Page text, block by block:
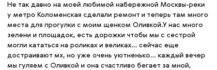
Не так давно на моей любимой набережной Москвы-реки
у метро Коломенская сделали ремонт и теперь там много
места для прогулки с моим щенком Оливкой.У нас много
зелени и площадок, есть дорожки чтобы мы с сестрой
могли кататься на роликах и великах… сейчас еще
достраивают мх, но уже очень уютненько… каждый вечер
мы гуляем с Оливкой и она счастливо бегает за мной,